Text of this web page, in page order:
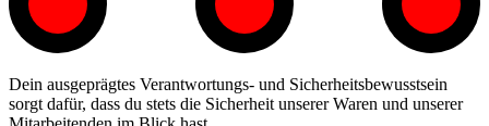
Dein ausgeprägtes Verantwortungs- und Sicherheitsbewusstsein
sorgt dafür, dass du stets die Sicherheit unserer Waren und unserer